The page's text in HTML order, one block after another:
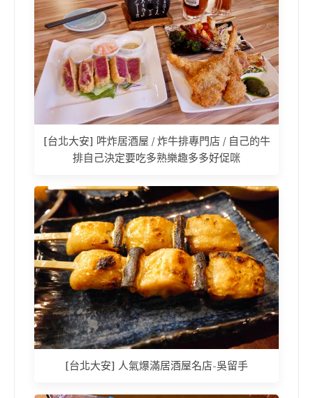
[台北大安] 吽炸居酒屋 / 炸牛排專門店 / 自己的牛
排自己決定要吃多熟樂趣多多好促咪
[台北大安] 人氣爆滿居酒屋名店-吳留手